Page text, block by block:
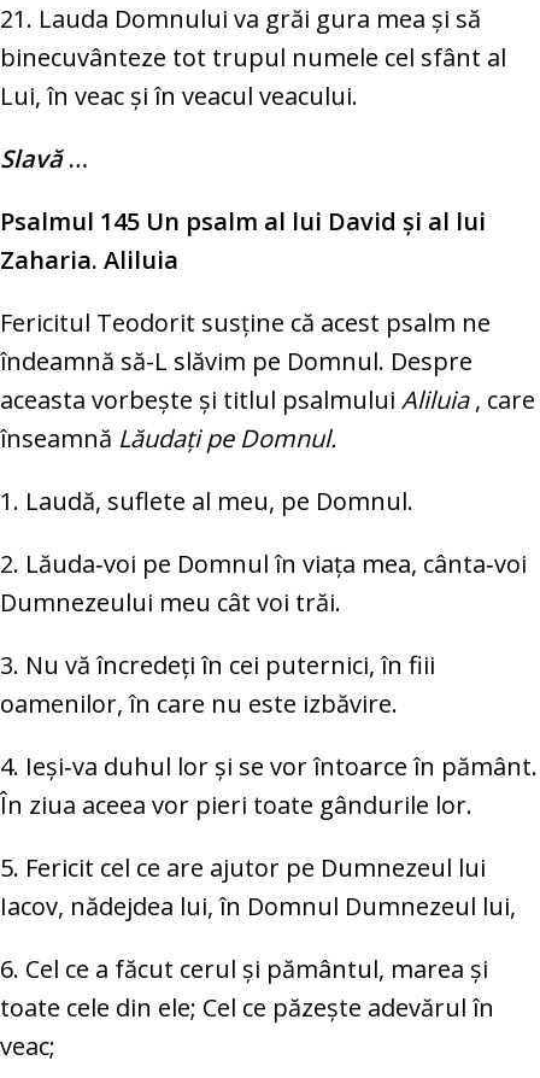
21. Lauda Domnului va grăi gura mea și să
binecuvânteze tot trupul numele cel sfânt al
Lui, în veac și în veacul veacului.
Slavă…
Psalmul 145 Un psalm al lui David şi al lui
Zaharia. Aliluia
Fericitul Teodorit susţine că acest psalm ne
îndeamnă să-L slăvim pe Domnul. Despre
aceasta vorbeşte şi titlul psalmului Aliluia, care
înseamnă Lăudaţi pe Domnul.
1. Laudă, suflete al meu, pe Domnul.
2. Lăuda‑voi pe Domnul în viața mea, cânta‑voi
Dumnezeului meu cât voi trăi.
3. Nu vă încredeți în cei puternici, în fiii
oamenilor, în care nu este izbăvire.
4. Ieși‑va duhul lor și se vor întoarce în pământ.
În ziua aceea vor pieri toate gândurile lor.
5. Fericit cel ce are ajutor pe Dumnezeul lui
Iacov, nădejdea lui, în Domnul Dumnezeul lui,
6. Cel ce a făcut cerul și pământul, marea și
toate cele din ele; Cel ce păzește adevărul în
veac;